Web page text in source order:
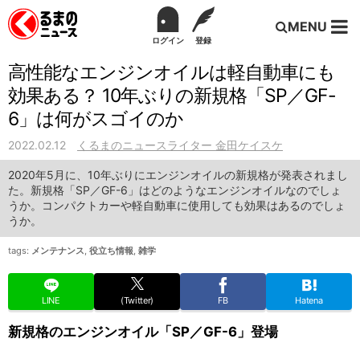
ログイン 登録
MENU
高性能なエンジンオイルは軽自動車にも
効果ある？ 10年ぶりの新規格「SP／GF-
6」は何がスゴイのか
2022.02.12 くるまのニュースライター 金田ケイスケ
2020年5月に、10年ぶりにエンジンオイルの新規格が発表されまし
た。新規格「SP／GF-6」はどのようなエンジンオイルなのでしょ
うか。コンパクトカーや軽自動車に使用しても効果はあるのでしょ
うか。
tags: メンテナンス, 役立ち情報, 雑学
LINE (Twitter) FB Hatena
新規格のエンジンオイル「SP／GF-6」登場